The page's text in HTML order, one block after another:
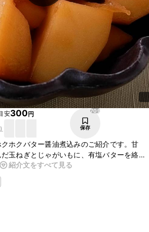
安300円
)
709
保存
ホクバター醤油煮込みのご紹介です。甘
玉ねぎとじゃがいもに、有塩バターを絡め
ーのコクと風味が加わってとてもおいしい
い。
紹介文をすべて見る